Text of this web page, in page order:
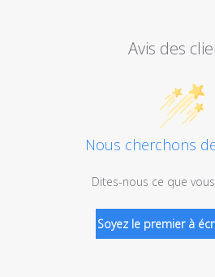
Avis des
Nous cherchons
Dites-nous ce que
Soyez le premier à